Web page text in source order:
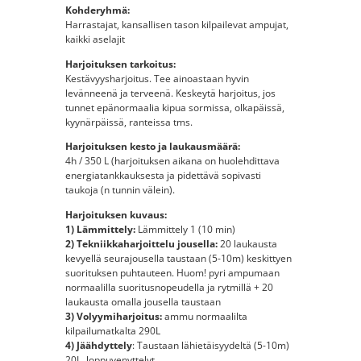
Kohderyhmä:
Harrastajat, kansallisen tason kilpailevat ampujat,
kaikki aselajit
Harjoituksen tarkoitus:
Kestävyysharjoitus. Tee ainoastaan hyvin
levänneenä ja terveenä. Keskeytä harjoitus, jos
tunnet epänormaalia kipua sormissa, olkapäissä,
kyynärpäissä, ranteissa tms.
Harjoituksen kesto ja laukausmäärä:
4h / 350 L (harjoituksen aikana on huolehdittava
energiatankkauksesta ja pidettävä sopivasti
taukoja (n tunnin välein).
Harjoituksen kuvaus:
1) Lämmittely: Lämmittely 1 (10 min)
2) Tekniikkaharjoittelu jousella:20 laukausta
kevyellä seurajousella taustaan (5-10m) keskittyen
suorituksen puhtauteen. Huom! pyri ampumaan
normaalilla suoritusnopeudella ja rytmillä + 20
laukausta omalla jousella taustaan
3) Volyymiharjoitus:ammu normaalilta
kilpailumatkalta 290L
4) Jäähdyttely: Taustaan lähietäisyydeltä (5-10m)